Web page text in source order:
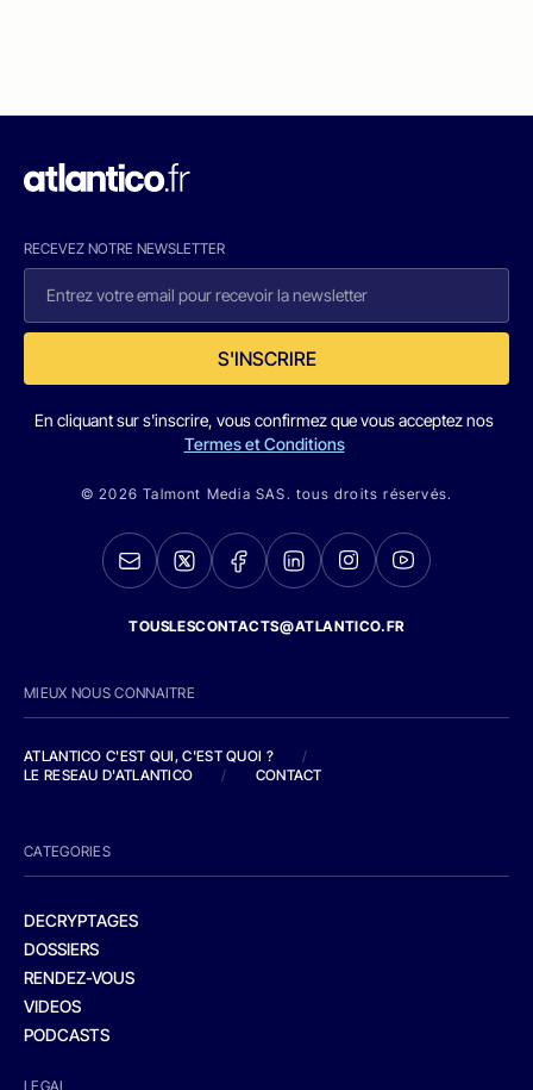
RECEVEZ NOTRE NEWSLETTER
S'INSCRIRE
En cliquant sur s'inscrire, vous confirmez que vous acceptez nos
Termes et Conditions
© 2026 Talmont Media SAS. tous droits réservés.
TOUSLESCONTACTS@ATLANTICO.FR
MIEUX NOUS CONNAITRE
ATLANTICO C'EST QUI, C'EST QUOI ?
/
LE RESEAU D'ATLANTICO
/ CONTACT
CATEGORIES
DECRYPTAGES
DOSSIERS
RENDEZ-VOUS
VIDEOS
PODCASTS
LEGAL